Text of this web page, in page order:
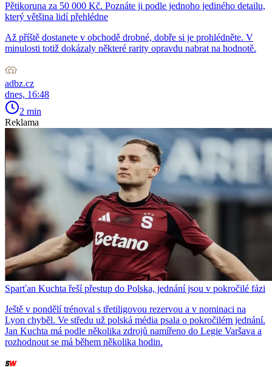
Pětikoruna za 50 000 Kč. Poznáte ji podle jednoho jediného detailu,
který většina lidí přehlédne
Až příště dostanete v obchodě drobné, dobře si je prohlédněte. V
minulosti totiž dokázaly některé rarity opravdu nabrat na hodnotě.
adbz.cz
dnes, 16:48
2 min
Reklama
Sparťan Kuchta řeší přestup do Polska, jednání jsou v pokročilé fázi
Ještě v pondělí trénoval s třetiligovou rezervou a v nominaci na
Lyon chyběl. Ve středu už polská média psala o pokročilém jednání.
Jan Kuchta má podle několika zdrojů namířeno do Legie Varšava a
rozhodnout se má během několika hodin.